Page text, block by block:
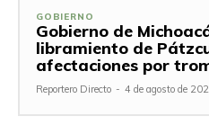
GOBIERNO
Gobierno de
libramiento de
afectaciones por
Reportero Directo - 4 de agosto de